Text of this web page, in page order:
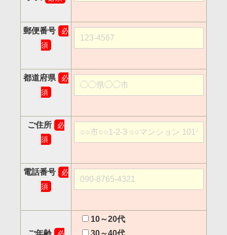
郵便番号
必
須
都道府県
必
須
ご住所
必
須
電話番号
必
須
10～20代